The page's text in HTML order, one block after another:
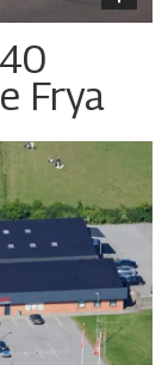
Frya